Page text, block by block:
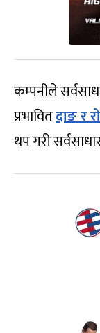
कम्पनीले
प्रभावितदाङ र
थप गरी